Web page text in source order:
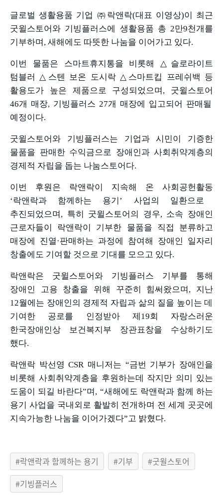
글로벌 생활용품 기업 ㈜락앤락(대표 이영상)이 최근
굿윌스토어와 기빙플러스에 생활용품 총 2만9천개를
기부하며 , 새해에도 따뜻한 나눔을 이어가고 있다.
이번 물품은 스마트휴지통을 비롯해 △ 슬로라이트
텀블러
△ 스텐 보온 도시락△ 스마트킵 프레쉬백 등
활용도가 높은 제품으로 구성되었으며 , 굿윌스토어
46개 매장, 기빙플러스 27개 매장에 입고되어 판매될
예정이다.
굿윌스토어와 기빙플러스는 기업과 시민이 기증한
물품을 판매한 수익금으로 장애인과 사회취약계층의
경제적 자립을 돕는 나눔스토어다.
이번 후원은 락앤락이 지속해 온 사회공헌활동
‘락앤락과 함께하는 용기 ’ 사업의 일환으로
추진되었으며 , 특히 굿윌스토어의 경우, 소속 장애인
근로자들이 락앤락이 기부한 물품을 직접 분류하고
매장에 진열 ·판매하는 과정에 참여해 장애인 일자리
창출에도 기여할 것으로 기대를 모으고 있다.
락앤락은 굿윌스토어와 기빙플러스 기부를 통해
장애인 고용 창출을 위해 꾸준히 힘써왔으며 , 지난
12월에는 장애인의 경제적 자립과 삶의 질을 높이는 데
기여한 공로를 인정받아 제 19회 자랑스러운
한국장애인상 보건복지부 장관표창을 수상하기도
했다.
락앤락 박선영 CSR 매니저는 “금번 기부가 장애인을
비롯해 사회취약계층을 후원하는데 작지만 의미 있는
도움이 되길 바란다”며 , “새해에도 락앤락과 함께 하는
용기 사업을 국내외로 활발히 전개하며 전 세계 곳곳에
지속가능한 나눔을 이어가겠다”고 밝혔다.
락앤락과 함께하는 용기 기부
굿윌스토어
기빙플러스